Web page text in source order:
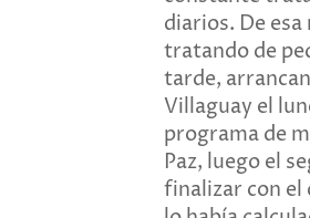
diarios. De
tratando de
tarde,
Villaguay el
programa de
Paz, luego el
finalizar con el